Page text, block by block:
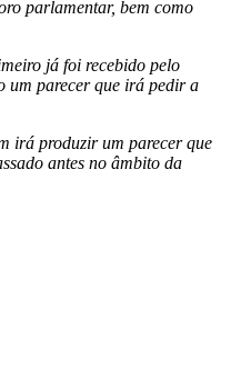
parlamentar, bem como
já foi recebido pelo
um parecer que irá pedir a
irá produzir um parecer que
antes no âmbito da